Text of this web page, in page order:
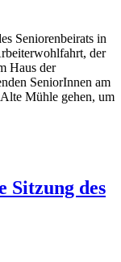
Seniorenbeirats in
der
Haus der
SeniorInnen am
Mühle gehen, um
Sitzung des